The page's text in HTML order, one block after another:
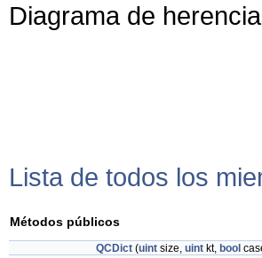
Diagrama de
Lista de todos los
Métodos públicos
QCDict (uint size, uint kt, bool